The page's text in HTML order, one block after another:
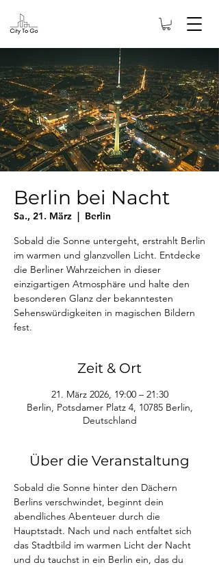
Berlin bei Nacht
Sa., 21. März
Berlin
Sobald die Sonne untergeht, erstrahlt Berlin
im warmen und glanzvollen Licht. Entdecke
die Berliner Wahrzeichen in dieser
einzigartigen Atmosphäre und halte den
besonderen Glanz der bekanntesten
Sehenswürdigkeiten in magischen Bildern
fest.
Zeit & Ort
21. März 2026, 19:00 – 21:30
Berlin, Potsdamer Platz 4, 10785 Berlin,
Deutschland
Über die Veranstaltung
Sobald die Sonne hinter den Dächern
Berlins verschwindet, beginnt dein
abendliches Abenteuer durch die
Hauptstadt. Nach und nach entfaltet sich
das Stadtbild im warmen Licht der Nacht
und du tauchst in ein Berlin ein, das du